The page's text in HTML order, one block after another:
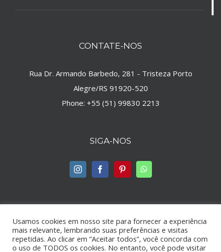
CONTATE-NOS
Rua Dr. Armando Barbedo, 281 - Tristeza Porto
Alegre/RS 91920-520
Phone: +55 (51) 99830 2213
SIGA-NOS
© Copyright -2026 | byMaison Jump| Todos os direitos
Usamos cookies em nosso site para fornecer a experiência
mais relevante, lembrando suas preferências e visitas
repetidas. Ao clicar em “Aceitar todos”, você concorda com
o uso de TODOS os cookies. No entanto, você pode visitar